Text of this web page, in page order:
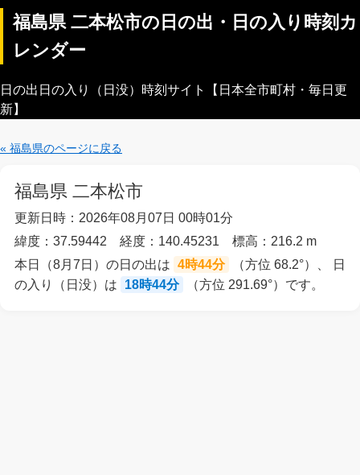
福島県 二本松市の日の出・日の入り時刻カ
レンダー
日の出日の入り（日没）時刻サイト【日本全市町村・毎日更
新】
« 福島県のページに戻る
福島県 二本松市
更新日時：2026年08月07日 00時01分
緯度：37.59442 経度：140.45231 標高：216.2 m
本日（8月7日）の日の出は 4時44分
（方位 68.2°）、 日
の入り（日没）は
18時44分 （方位 291.69°）です。